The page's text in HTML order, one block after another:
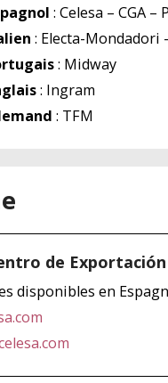
: Celesa – CGA –
: Electa-Mondadori
: Midway
: Ingram
: TFM
de
disponibles en